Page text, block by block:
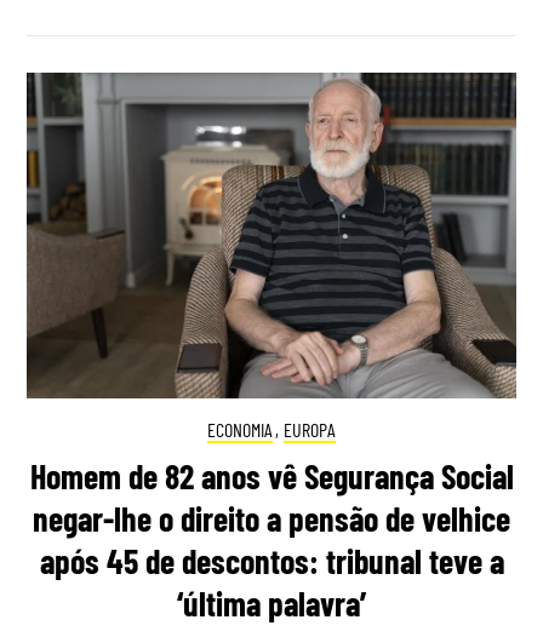
ECONOMIA , EUROPA
Homem de 82 anos vê Segurança Social
negar-lhe o direito a pensão de velhice
após 45 de descontos: tribunal teve a
‘última palavra’